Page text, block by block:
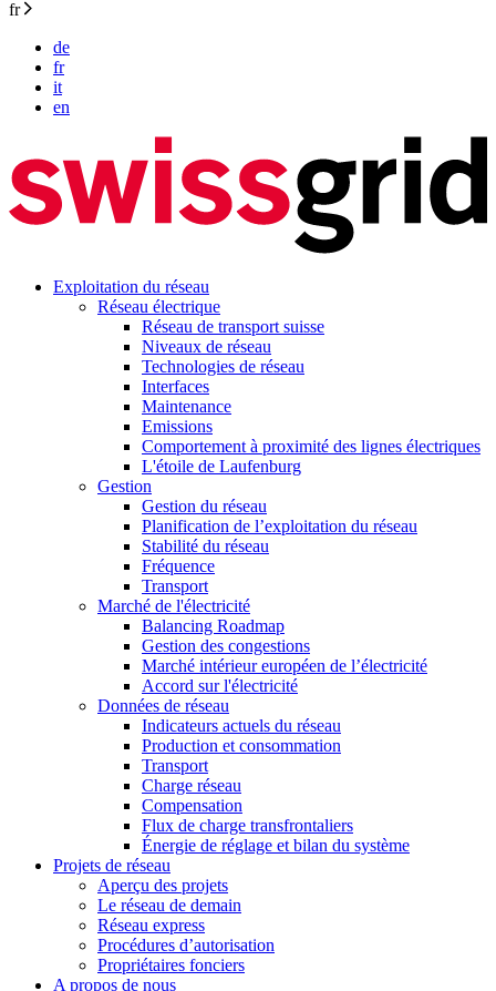
fr
de
fr
it
en
Exploitation du réseau
Réseau électrique
Réseau de transport suisse
Niveaux de réseau
Technologies de réseau
Interfaces
Maintenance
Emissions
Comportement à proximité des lignes électriques
L'étoile de Laufenburg
Gestion
Gestion du réseau
Planification de l’exploitation du réseau
Stabilité du réseau
Fréquence
Transport
Marché de l'électricité
Balancing Roadmap
Gestion des congestions
Marché intérieur européen de l’électricité
Accord sur l'électricité
Données de réseau
Indicateurs actuels du réseau
Production et consommation
Transport
Charge réseau
Compensation
Flux de charge transfrontaliers
Énergie de réglage et bilan du système
Projets de réseau
Aperçu des projets
Le réseau de demain
Réseau express
Procédures d’autorisation
Propriétaires fonciers
A propos de nous